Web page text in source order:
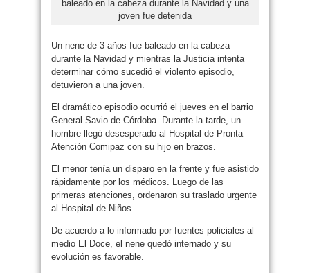
baleado en la cabeza durante la Navidad y una
joven fue detenida
Un nene de 3 años fue baleado en la cabeza
durante la Navidad y mientras la Justicia intenta
determinar cómo sucedió el violento episodio,
detuvieron a una joven.
El dramático episodio ocurrió el jueves en el barrio
General Savio de Córdoba. Durante la tarde, un
hombre llegó desesperado al Hospital de Pronta
Atención Comipaz con su hijo en brazos.
El menor tenía un disparo en la frente y fue asistido
rápidamente por los médicos. Luego de las
primeras atenciones, ordenaron su traslado urgente
al Hospital de Niños.
De acuerdo a lo informado por fuentes policiales al
medio El Doce, el nene quedó internado y su
evolución es favorable.